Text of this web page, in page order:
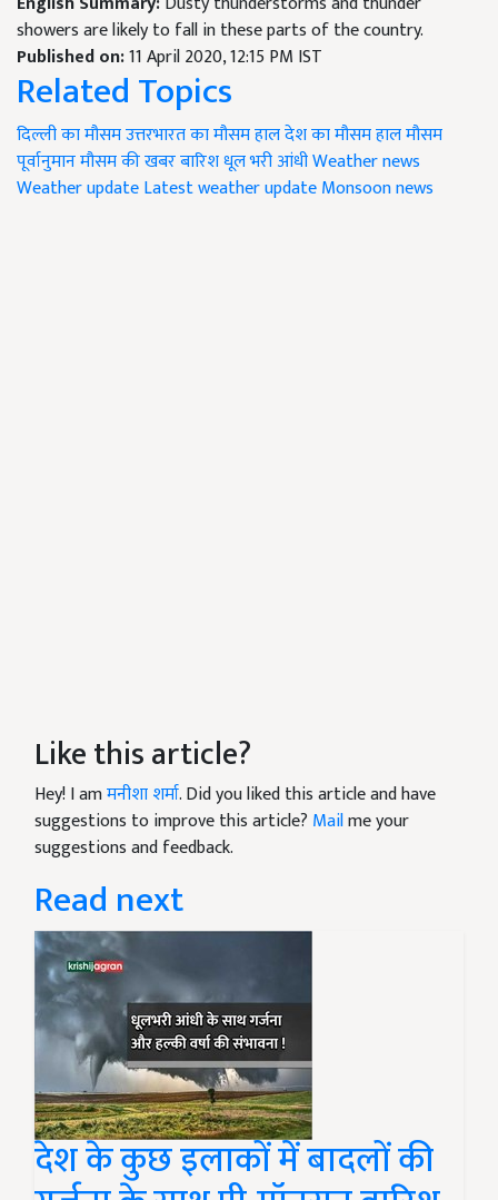
showers are likely to fall in these parts of the country.
Published on:11 April 2020, 12:15 PM IST
Related Topics
दिल्ली का मौसमउत्तरभारत का मौसम हालदेश का मौसम हालमौसम
पूर्वानुमानमौसम की खबरबारिशधूल भरी आंधीWeather news
Weather updateLatest weather updateMonsoon news
Like this article?
Hey! I amमनीशा शर्मा. Did you liked this article and have
suggestions to improve this article? Mailme your
suggestions and feedback.
Read next
देश के कुछ इलाकों में बादलों की